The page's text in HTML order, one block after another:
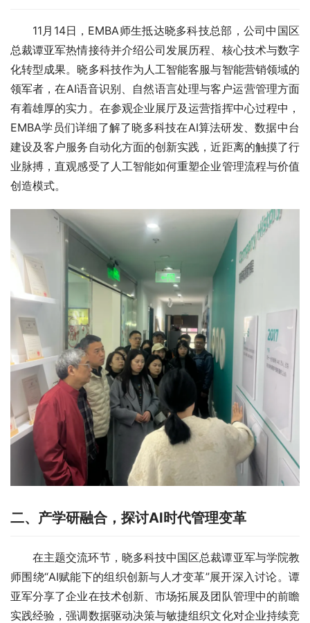
11月14日，EMBA师生抵达晓多科技总部，公司中国区
总裁谭亚军热情接待并介绍公司发展历程、核心技术与数字
化转型成果。晓多科技作为人工智能客服与智能营销领域的
领军者，在AI语音识别、自然语言处理与客户运营管理方面
有着雄厚的实力。在参观企业展厅及运营指挥中心过程中，
EMBA学员们详细了解了晓多科技在AI算法研发、数据中台
建设及客户服务自动化方面的创新实践，近距离的触摸了行
业脉搏，直观感受了人工智能如何重塑企业管理流程与价值
创造模式。
二、产学研融合，探讨AI时代管理变革
在主题交流环节，晓多科技中国区总裁谭亚军与学院教
师围绕“AI赋能下的组织创新与人才变革”展开深入讨论。谭
亚军分享了企业在技术创新、市场拓展及团队管理中的前瞻
实践经验，强调数据驱动决策与敏捷组织文化对企业持续竞